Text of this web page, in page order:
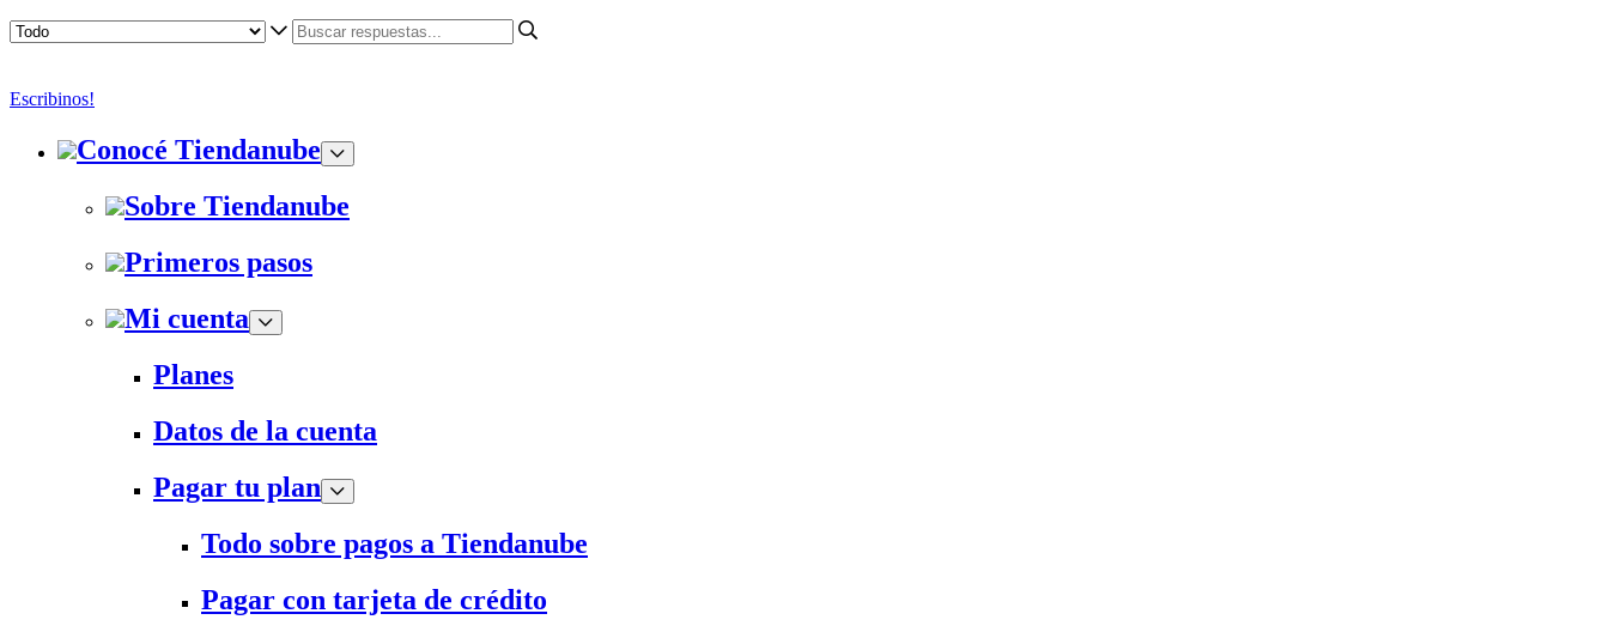
Escribinos!
Conocé Tiendanube
Sobre Tiendanube
Primeros pasos
Mi cuenta
Planes
Datos de la cuenta
Pagar tu plan
Todo sobre pagos a Tiendanube
Pagar con tarjeta de crédito